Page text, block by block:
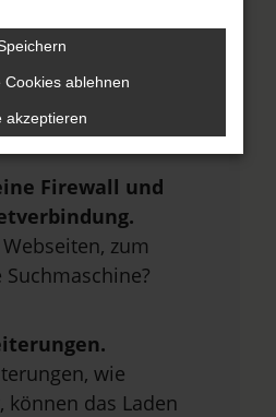
Error
Fehler aufgetreten.
Tipps, die dir helfen
Firewall und
zum
wie
können das Laden
Cookies ablehnen
akzeptieren